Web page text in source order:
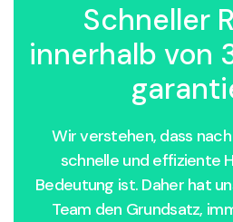
Schneller
innerhalb von
Wir verstehen, dass
schnelle und effiziente
Bedeutung ist. Daher hat
Team den Grundsatz,